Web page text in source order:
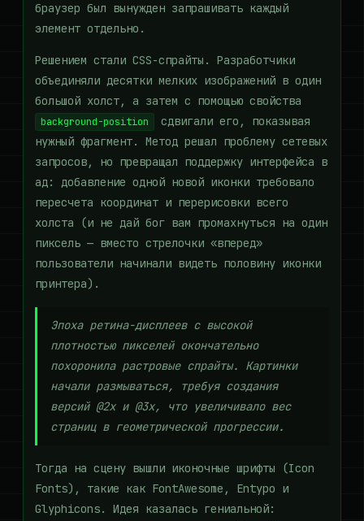
браузер был вынужден запрашивать каждый
элемент отдельно.
Решением стали CSS-спрайты. Разработчики
объединяли десятки мелких изображений в один
большой холст, а затем с помощью свойства
background-position
сдвигали его, показывая
нужный фрагмент. Метод решал проблему сетевых
запросов, но превращал поддержку интерфейса в
ад: добавление одной новой иконки требовало
пересчета координат и перерисовки всего
холста (и не дай бог вам промахнуться на один
пиксель — вместо стрелочки «вперед»
пользователи начинали видеть половину иконки
принтера).
Эпоха ретина-дисплеев с высокой
плотностью пикселей окончательно
похоронила растровые спрайты. Картинки
начали размываться, требуя создания
версий @2x и @3x, что увеличивало вес
страниц в геометрической прогрессии.
Тогда на сцену вышли иконочные шрифты (Icon
Fonts), такие как FontAwesome, Entypo и
Glyphicons. Идея казалась гениальной: